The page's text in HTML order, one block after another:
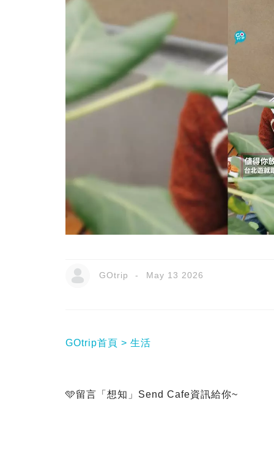
GOtrip May 13 2026
GOtrip首頁 生活
🩵留言「想知」Send Cafe資訊給你~